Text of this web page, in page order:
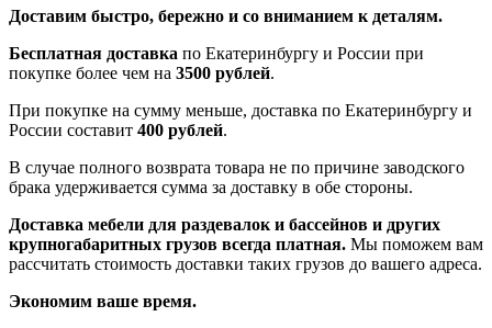
Доставим быстро, бережно и со вниманием к деталям.
Бесплатная доставка по Екатеринбургу и России при
покупке более чем на 3500 рублей.
При покупке на сумму меньше, доставка по Екатеринбургу и
России составит 400 рублей.
В случае полного возврата товара не по причине заводского
брака удерживается сумма за доставку в обе стороны.
Доставка мебели для раздевалок и бассейнов и других
крупногабаритных грузов всегда платная. Мы поможем вам
рассчитать стоимость доставки таких грузов до вашего адреса.
Экономим ваше время.